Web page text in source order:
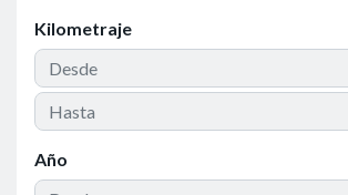
Kilometraje
Año